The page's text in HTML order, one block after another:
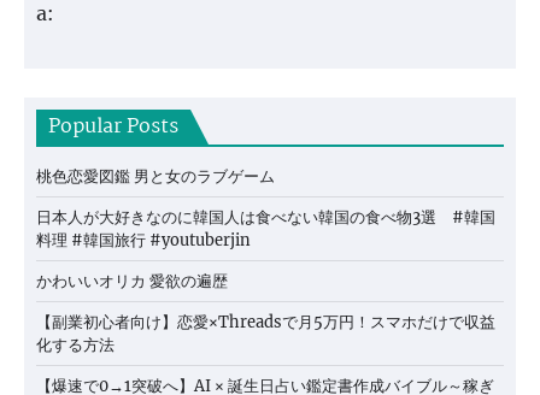
a:
Popular Posts
桃色恋愛図鑑 男と女のラブゲーム
日本人が大好きなのに韓国人は食べない韓国の食べ物3選 #韓国
料理 #韓国旅行 #youtuberjin
かわいいオリカ 愛欲の遍歴
【副業初心者向け】恋愛×Threadsで月5万円！スマホだけで収益
化する方法
【爆速で0→1突破へ】AI × 誕生日占い鑑定書作成バイブル～稼ぎ